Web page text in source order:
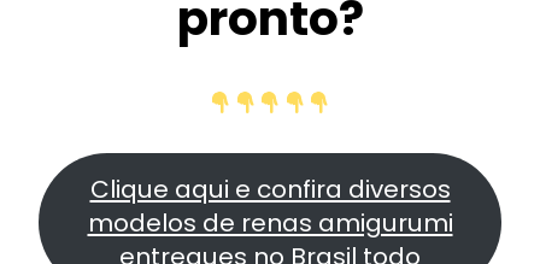
pronto?
Clique aqui e confira diversos
modelos de renas amigurumi
entregues no Brasil todo